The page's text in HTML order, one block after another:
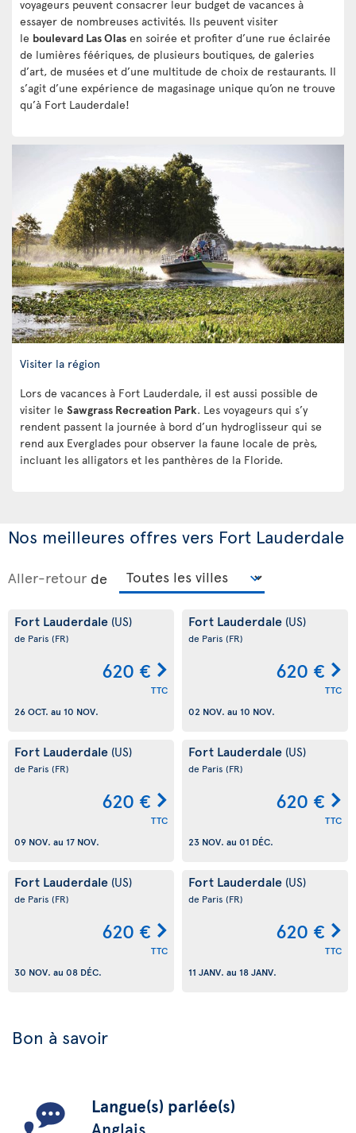
voyageurs peuvent consacrer leur budget de vacances à
essayer de nombreuses activités. Ils peuvent visiter
le boulevard Las Olas en soirée et profiter d’une rue éclairée
de lumières féériques, de plusieurs boutiques, de galeries
d’art, de musées et d’une multitude de choix de restaurants. Il
s’agit d’une expérience de magasinage unique qu’on ne trouve
qu’à Fort Lauderdale!
Visiter la région
Lors de vacances à Fort Lauderdale, il est aussi possible de
visiter le Sawgrass Recreation Park. Les voyageurs qui s’y
rendent passent la journée à bord d’un hydroglisseur qui se
rend aux Everglades pour observer la faune locale de près,
incluant les alligators et les panthères de la Floride.
Nos meilleures offres vers Fort Lauderdale
Aller-retour de
Fort Lauderdale (US)
de Paris (FR)
620 €
TTC
26 OCT. au 10 NOV.
Fort Lauderdale (US)
de Paris (FR)
620 €
TTC
02 NOV. au 10 NOV.
Fort Lauderdale (US)
de Paris (FR)
620 €
TTC
09 NOV. au 17 NOV.
Fort Lauderdale (US)
de Paris (FR)
620 €
TTC
23 NOV. au 01 DÉC.
Fort Lauderdale (US)
de Paris (FR)
620 €
TTC
30 NOV. au 08 DÉC.
Fort Lauderdale (US)
de Paris (FR)
620 €
TTC
11 JANV. au 18 JANV.
Bon à savoir
Langue(s) parlée(s)